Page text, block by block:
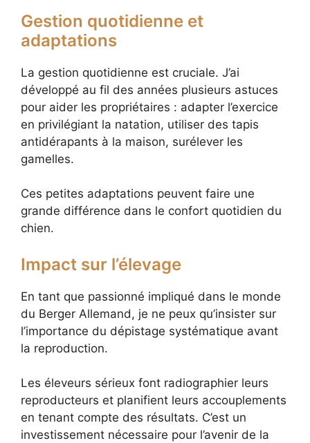
Gestion quotidienne et
adaptations
La gestion quotidienne est cruciale. J’ai
développé au fil des années plusieurs astuces
pour aider les propriétaires : adapter l’exercice
en privilégiant la natation, utiliser des tapis
antidérapants à la maison, surélever les
gamelles.
Ces petites adaptations peuvent faire une
grande différence dans le confort quotidien du
chien.
Impact sur l’élevage
En tant que passionné impliqué dans le monde
du Berger Allemand, je ne peux qu’insister sur
l’importance du dépistage systématique avant
la reproduction.
Les éleveurs sérieux font radiographier leurs
reproducteurs et planifient leurs accouplements
en tenant compte des résultats. C’est un
investissement nécessaire pour l’avenir de la